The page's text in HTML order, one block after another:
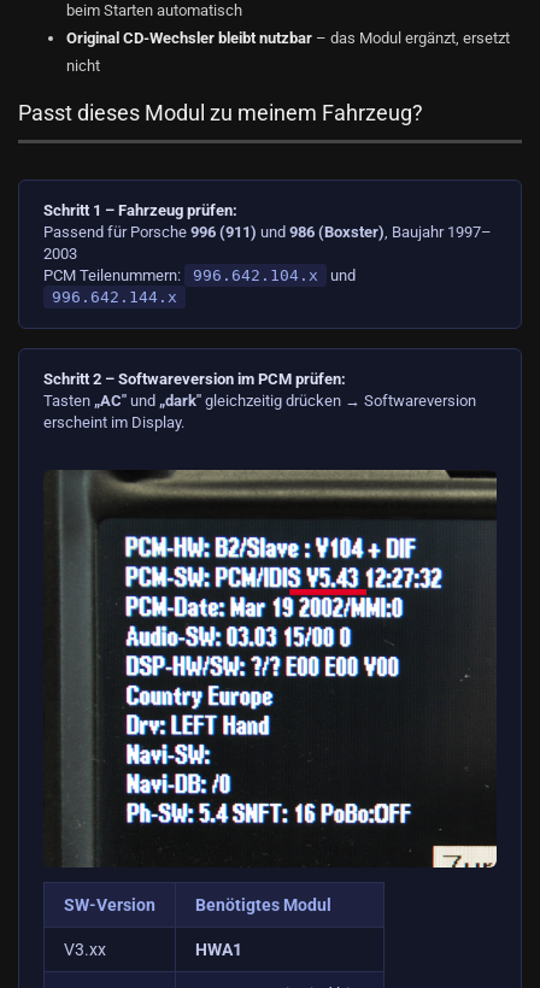
beim Starten automatisch
Original CD-Wechsler bleibt nutzbar – das Modul ergänzt, ersetzt
nicht
Passt dieses Modul zu meinem Fahrzeug?
Schritt 1 – Fahrzeug prüfen:
Passend für Porsche 996 (911) und 986 (Boxster) , Baujahr 1997–
2003
PCM Teilenummern:
996.642.104.x
und
996.642.144.x
Schritt 2 – Softwareversion im PCM prüfen:
Tasten „AC" und „dark" gleichzeitig drücken → Softwareversion
erscheint im Display.
SW-Version Benötigtes Modul
V3.xx HWA1